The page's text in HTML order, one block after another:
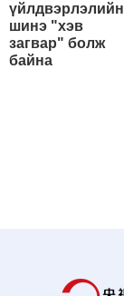
үйлдвэрлэлийн
шинэ "хэв
загвар" болж
байна